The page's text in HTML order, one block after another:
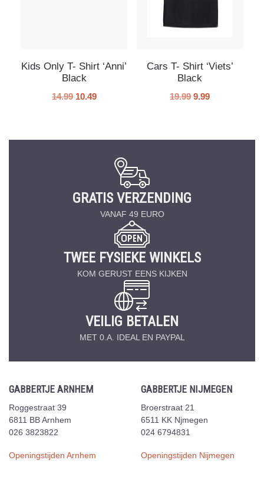
Kids Only T- Shirt ‘Anni’
Black
14.99 10.49
Cars T- Shirt ‘Viets’
Black
19.99 9.99
GRATIS VERZENDING
VANAF 49 EURO
TWEE FYSIEKE WINKELS
KOM GERUST EENS KIJKEN
VEILIG BETALEN
MET 0.A. IDEAL EN PAYPAL
GABBERTJE ARNHEM
Roggestraat 39
6811 BB Arnhem
026 3823822
Openingstijden Arnhem
GABBERTJE NIJMEGEN
Broerstraat 21
6511 KK Njmegen
024 6794831
Openingstijden Nijmegen